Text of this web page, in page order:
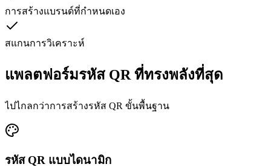
การสร้างแบรนด์ที่กำหนดเอง
สแกนการวิเคราะห์
แพลตฟอร์มรหัส QR ที่ทรงพลังที่สุด
ไปไกลกว่าการสร้างรหัส QR ขั้นพื้นฐาน
รหัส QR แบบไดนามิก